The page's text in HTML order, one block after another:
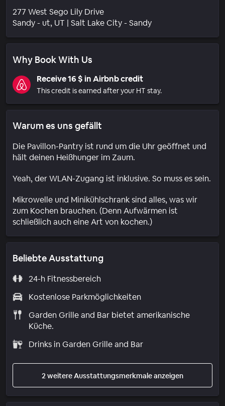
277 West Sego Lily Drive
Sandy - ut, UT | Salt Lake City - SandyWohngebiet
Why Book With Us
Receive 16 $ in Airbnb credit
This credit is earned after your HT stay.
Warum es uns gefällt
Die Pavillon-Pantry ist rund um die Uhr geöffnet und
hält deinen Heißhunger im Zaum.
Yeah, der WLAN-Zugang ist inklusive. So muss es sein.
Mikrowelle und Minikühlschrank sind alles, was wir
zum Kochen brauchen. (Denn Aufwärmen ist
schließlich auch eine Art von kochen.)
Beliebte Ausstattung
24-h Fitnessbereich
Kostenlose Parkmöglichkeiten
Garden Grille and Bar bietet amerikanische
Küche.
Drinks in Garden Grille and Bar
2 weitere Ausstattungsmerkmale anzeigen